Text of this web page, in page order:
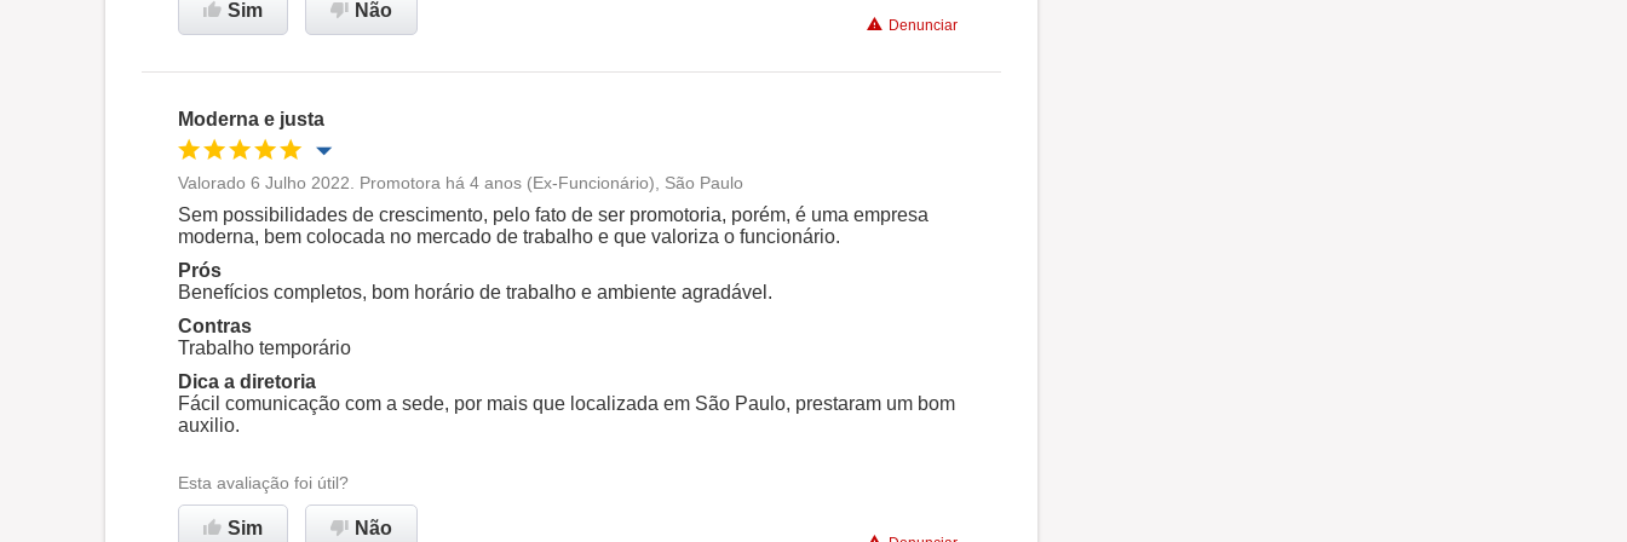
Recomenda esta empresa
Sim Não
Denunciar
Moderna e justa
Oportunidade de promoção
Ambiente de trabalho
Conciliação com a vida familiar
Recomenda esta empresa
Valorado 6 Julho 2022. Promotora há 4 anos (Ex-Funcionário), São Paulo
Sem possibilidades de crescimento, pelo fato de ser promotoria, porém, é uma empresa
moderna, bem colocada no mercado de trabalho e que valoriza o funcionário.
Prós
Benefícios completos, bom horário de trabalho e ambiente agradável.
Contras
Trabalho temporário
Dica a diretoria
Fácil comunicação com a sede, por mais que localizada em São Paulo, prestaram um bom
auxilio.
Esta avaliação foi útil?
Sim Não